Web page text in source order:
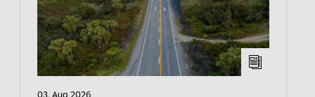
03. Aug 2026